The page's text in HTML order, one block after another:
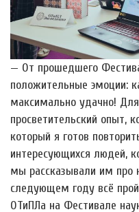
— От прошедшего
положительные эмоции:
максимально удачно!
просветительский опыт,
который я готов
интересующихся людей,
мы рассказывали им про
следующем году всё
ОТиПЛа на Фестивале